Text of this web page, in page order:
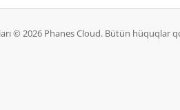
© 2026 Phanes Cloud. Bütün hüquqlar